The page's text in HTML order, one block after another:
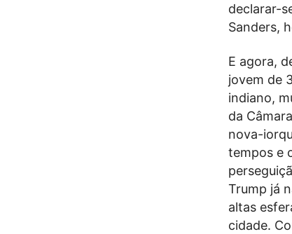
declarar-
Sanders,
E agora,
jovem de
indiano,
da
nova-
tempos e
Trump já
altas
cidade.